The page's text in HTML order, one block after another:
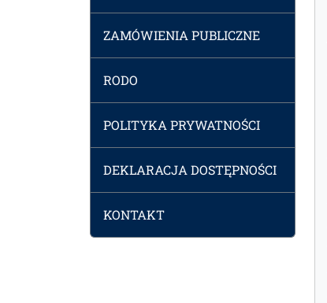
ZAMÓWIENIA PUBLICZNE
RODO
POLITYKA PRYWATNOŚCI
DEKLARACJA DOSTĘPNOŚCI
KONTAKT